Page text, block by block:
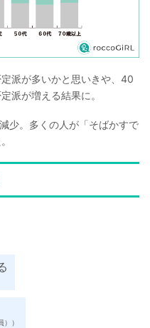
派が多いかと思いきや、40
派が増える結果に。
少。多くの人が「そばかすで
）